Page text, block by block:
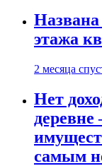
Названа
этажа
2 месяца
Нет
самым